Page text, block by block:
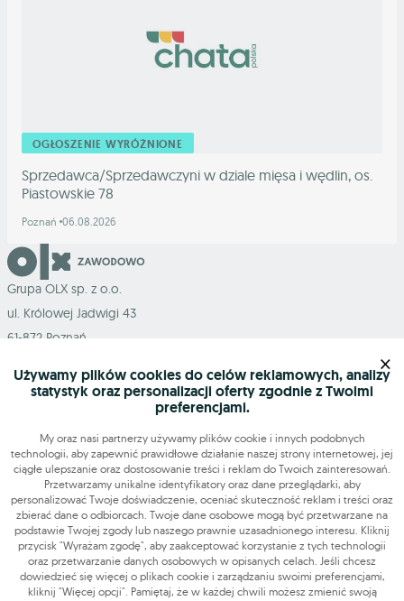
OGŁOSZENIE WYRÓŻNIONE
Sprzedawca/Sprzedawczyni w dziale mięsa i wędlin, os.
Piastowskie 78
Poznań 06.08.2026
Grupa OLX sp. z o.o.
ul. Królowej Jadwigi 43
61-872 Poznań
Szukasz pracy?
Znajdź nas
Narzędzia
Używamy plików cookies do celów reklamowych, analizy
statystyk oraz personalizacji oferty zgodnie z Twoimi
preferencjami.
My oraz nasi partnerzy używamy plików cookie i innych podobnych
technologii, aby zapewnić prawidłowe działanie naszej strony internetowej, jej
ciągłe ulepszanie oraz dostosowanie treści i reklam do Twoich zainteresowań.
Przetwarzamy unikalne identyfikatory oraz dane przeglądarki, aby
personalizować Twoje doświadczenie, oceniać skuteczność reklam i treści oraz
zbierać dane o odbiorcach. Twoje dane osobowe mogą być przetwarzane na
podstawie Twojej zgody lub naszego prawnie uzasadnionego interesu. Kliknij
przycisk "Wyrażam zgodę", aby zaakceptować korzystanie z tych technologii
oraz przetwarzanie danych osobowych w opisanych celach. Jeśli chcesz
dowiedzieć się więcej o plikach cookie i zarządzaniu swoimi preferencjami,
kliknij "Więcej opcji". Pamiętaj, że w każdej chwili możesz zmienić swoją
×